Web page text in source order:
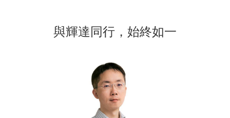
與輝達同行，始終如一